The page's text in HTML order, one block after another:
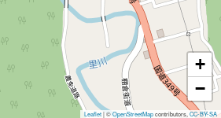
+
−
Leaflet|©OpenStreetMapcontributors, CC-BY-SA